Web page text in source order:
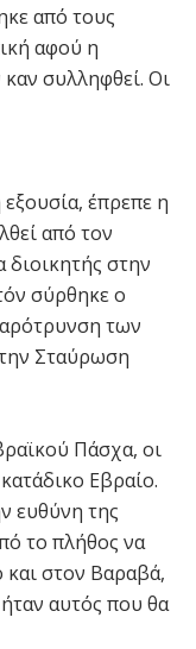
από τους
αφού η
καν συλληφθεί. Οι
έπρεπε η
από τον
διοικητής στην
σύρθηκε ο
των
Σταύρωση
Πάσχα, οι
Εβραίο.
ευθύνη της
το πλήθος να
και στον Βαραβά,
αυτός που θα